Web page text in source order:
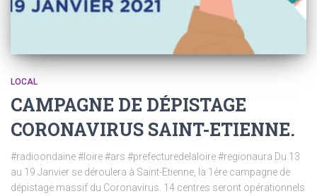
LOCAL
CAMPAGNE DE DÉPISTAGE
CORONAVIRUS SAINT-ETIENNE.
#radioondaine #loire #ars #prefecturedelaloire #regionaura Du 13
au 19 Janvier se déroulera à Saint-Etienne, la 1ère campagne de
dépistage massif du Coronavirus. 14 centres seront opérationnels